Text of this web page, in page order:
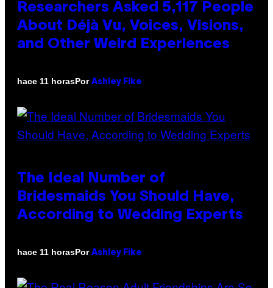
Researchers Asked 5,117 People
About Déjà Vu, Voices, Visions,
and Other Weird Experiences
hace 11 horasPor Ashley Fike
The Ideal Number of
Bridesmaids You Should Have,
According to Wedding Experts
hace 11 horasPor Ashley Fike